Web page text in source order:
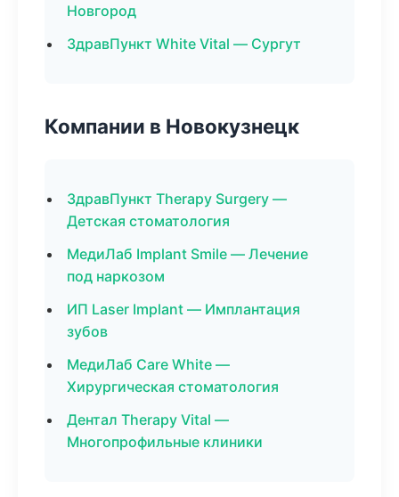
Новгород
ЗдравПункт White Vital — Сургут
Компании в Новокузнецк
ЗдравПункт Therapy Surgery —
Детская стоматология
МедиЛаб Implant Smile — Лечение
под наркозом
ИП Laser Implant — Имплантация
зубов
МедиЛаб Care White —
Хирургическая стоматология
Дентал Therapy Vital —
Многопрофильные клиники